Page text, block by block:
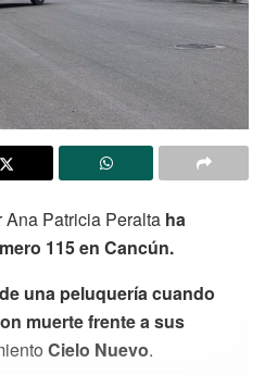
Ana Patricia Peralta ha
115 en Cancún.
una peluquería cuando
muerte frente a sus
Cielo Nuevo.